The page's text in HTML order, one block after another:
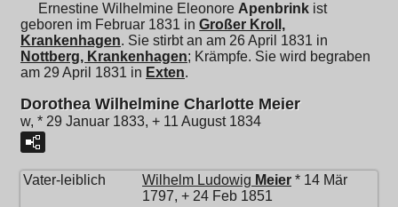
Ernestine Wilhelmine Eleonore Apenbrink ist
geboren im Februar 1831 in Großer Kroll,
Krankenhagen. Sie stirbt an am 26 April 1831 in
Nottberg, Krankenhagen; Krämpfe. Sie wird begraben
am 29 April 1831 in Exten.
Dorothea Wilhelmine Charlotte Meier
w, * 29 Januar 1833, + 11 August 1834
Vater-leiblich Wilhelm Ludowig Meier * 14 Mär
1797, + 24 Feb 1851